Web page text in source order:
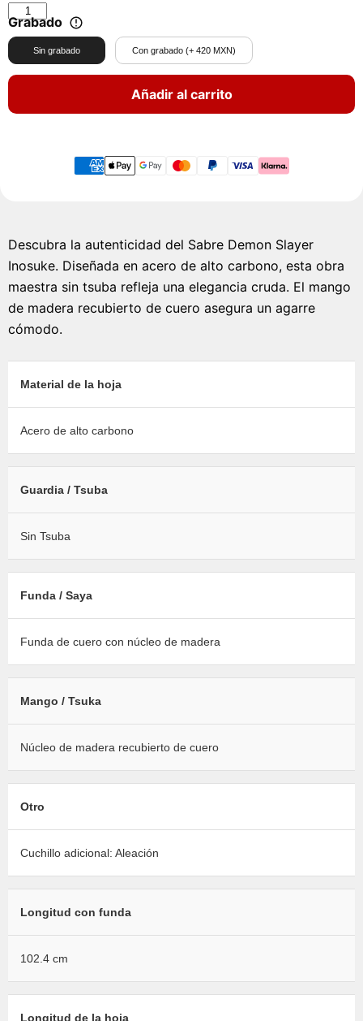
Grabado
Sin grabado Con grabado (+ 420 MXN)
Añadir al carrito
Descubra la autenticidad del Sabre Demon Slayer
Inosuke. Diseñada en acero de alto carbono, esta obra
maestra sin tsuba refleja una elegancia cruda. El mango
de madera recubierto de cuero asegura un agarre
cómodo.
Material de la hoja
Acero de alto carbono
Guardia / Tsuba
Sin Tsuba
Funda / Saya
Funda de cuero con núcleo de madera
Mango / Tsuka
Núcleo de madera recubierto de cuero
Otro
Cuchillo adicional: Aleación
Longitud con funda
102.4 cm
Longitud de la hoja